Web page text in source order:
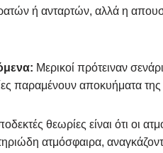
ή ανταρτών, αλλά η
Μερικοί πρότειναν
παραμένουν αποκυήματα της
θεωρίες είναι ότι οι
ατμόσφαιρα,